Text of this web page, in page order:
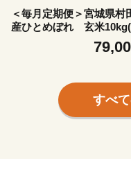
＜毎月定期便＞宮城県村
産ひとめぼれ 玄米
g×1)全3回【4081478】
すべ